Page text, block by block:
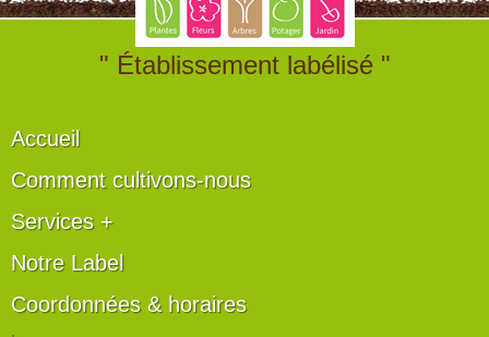
" Établissement labélisé "
Accueil
Comment cultivons-nous
Services +
Notre Label
Coordonnées & horaires